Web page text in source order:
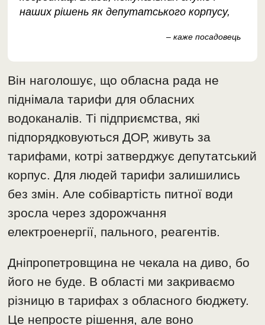
наших рішень як депутатського корпусу,
– каже посадовець
Він наголошує, що обласна рада не
піднімала тарифи для обласних
водоканалів. Ті підприємства, які
підпорядковуються ДОР, живуть за
тарифами, котрі затверджує депутатський
корпус. Для людей тарифи залишились
без змін. Але собівартість питної води
зросла через здорожчання
електроенергії, пального, реагентів.
Дніпропетровщина не чекала на диво, бо
його не буде. В області ми закриваємо
різницю в тарифах з обласного бюджету.
Це непросте рішення, але воно